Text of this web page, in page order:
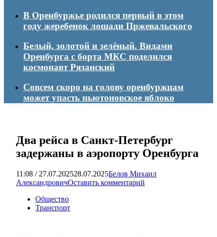
В Оренбуржье родился первый в этом
году жеребенок лошади Пржевальского
Белый, золотой и зелёный. Видами
Оренбурга с борта МКС поделился
космонавт Рязанский
Совсем скоро на голову оренбуржцам
может упасть ньютоновское яблоко
Два рейса в Санкт-Петербург
задержаны в аэропорту Оренбурга
11:08 / 27.07.202528.07.2025Белов Михаил
АлександровичОставить комментарий
Общество
Транспорт